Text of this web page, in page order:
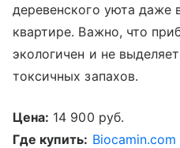
деревенского уюта даже
квартире. Важно, что
экологичен и не
токсичных запахов.
Цена: 14 900 руб.
Где купить: Biocamin.com